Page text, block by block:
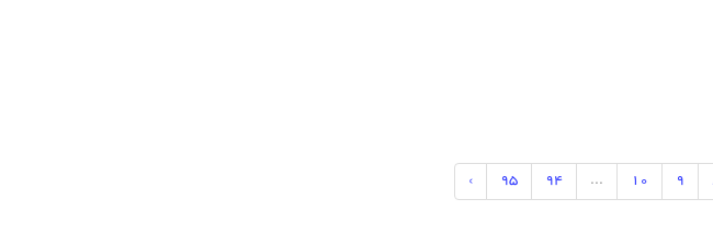
9
10
...
94
95
›